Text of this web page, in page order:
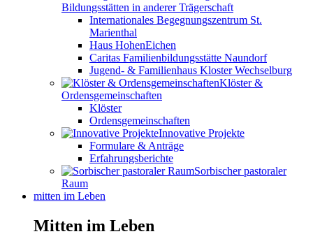
Bildungsstätten in anderer Trägerschaft
Internationales Begegnungszentrum St.
Marienthal
Haus HohenEichen
Caritas Familienbildungsstätte Naundorf
Jugend- & Familienhaus Kloster Wechselburg
Klöster &
Ordensgemeinschaften
Klöster
Ordensgemeinschaften
Innovative Projekte
Formulare & Anträge
Erfahrungsberichte
Sorbischer pastoraler
Raum
mitten im Leben
Mitten im Leben